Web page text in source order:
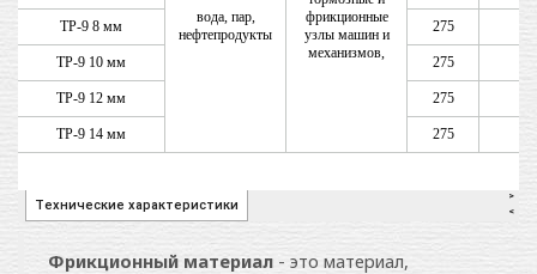
Фрикционный материал - это материал,